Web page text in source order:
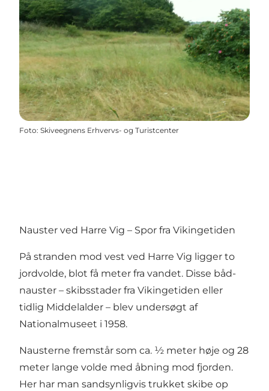
Foto: Skiveegnens Erhvervs- og Turistcenter
Nauster ved Harre Vig – Spor fra Vikingetiden
På stranden mod vest ved Harre Vig ligger to
jordvolde, blot få meter fra vandet. Disse båd-
nauster – skibsstader fra Vikingetiden eller
tidlig Middelalder – blev undersøgt af
Nationalmuseet i 1958.
Nausterne fremstår som ca. ½ meter høje og 28
meter lange volde med åbning mod fjorden.
Her har man sandsynligvis trukket skibe op